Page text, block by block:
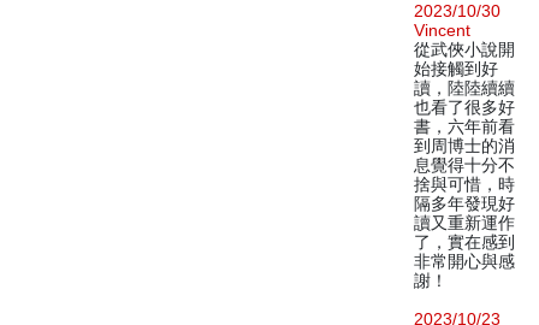
2023/10/30
Vincent
從武俠小說開
始接觸到好
讀，陸陸續續
也看了很多好
書，六年前看
到周博士的消
息覺得十分不
捨與可惜，時
隔多年發現好
讀又重新運作
了，實在感到
非常開心與感
謝！
2023/10/23